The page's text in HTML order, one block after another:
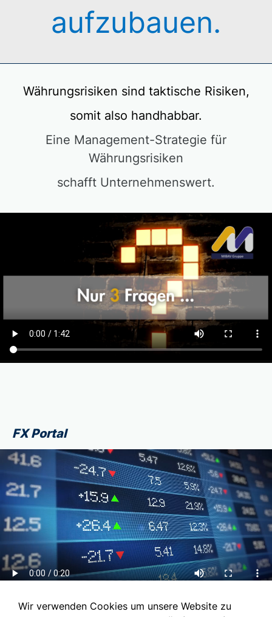
aufzubauen.
Währungsrisiken sind taktische Risiken,
somit also handhabbar.
Eine Management-Strategie für
Währungsrisiken
schafft Unternehmenswert.
FX Portal
Wir verwenden Cookies um unsere Website zu